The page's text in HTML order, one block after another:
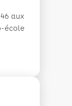
aux
école